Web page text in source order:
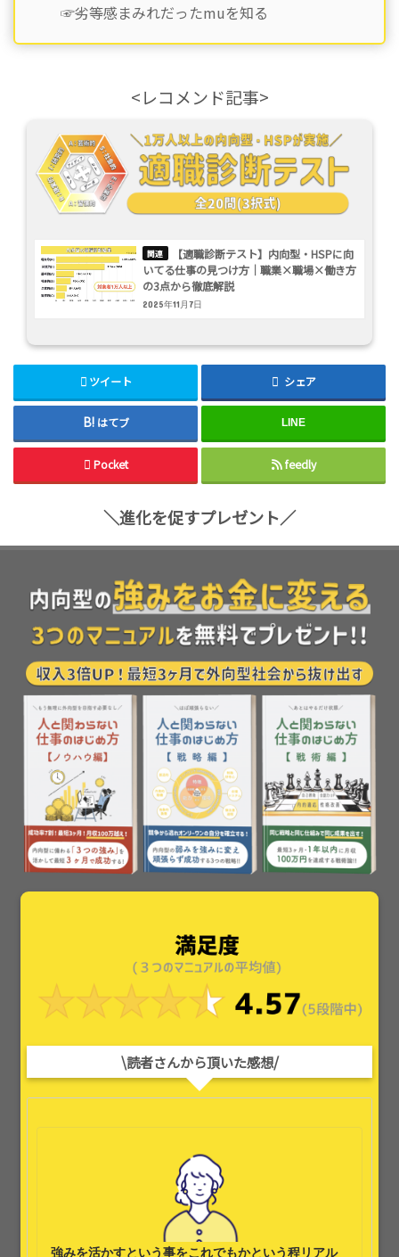
☞劣等感まみれだったmuを知る
<レコメンド記事>
【適職診断テスト】内向型・HSPに向
いてる仕事の見つけ方｜職業×職場×働き方
の3点から徹底解説
2025年11月7日
ツイート シェア
はてブ LINE
Pocket feedly
＼進化を促すプレゼント／
\読者さんから頂いた感想/
強みを活かすという事をこれでもかという程リアル